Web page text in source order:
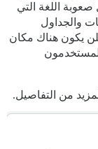
اللغة التي
والجداول
يكون هناك مكان
من التفاصيل.